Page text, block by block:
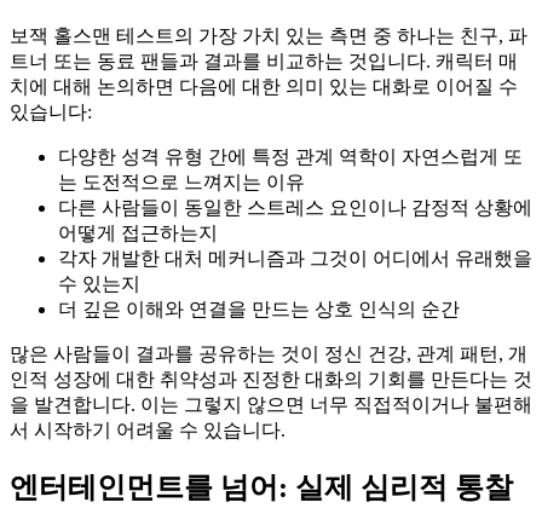
보잭 홀스맨 테스트의 가장 가치 있는 측면 중 하나는 친구, 파
트너 또는 동료 팬들과 결과를 비교하는 것입니다. 캐릭터 매
치에 대해 논의하면 다음에 대한 의미 있는 대화로 이어질 수
있습니다:
다양한 성격 유형 간에 특정 관계 역학이 자연스럽게 또
는 도전적으로 느껴지는 이유
다른 사람들이 동일한 스트레스 요인이나 감정적 상황에
어떻게 접근하는지
각자 개발한 대처 메커니즘과 그것이 어디에서 유래했을
수 있는지
더 깊은 이해와 연결을 만드는 상호 인식의 순간
많은 사람들이 결과를 공유하는 것이 정신 건강, 관계 패턴, 개
인적 성장에 대한 취약성과 진정한 대화의 기회를 만든다는 것
을 발견합니다. 이는 그렇지 않으면 너무 직접적이거나 불편해
서 시작하기 어려울 수 있습니다.
엔터테인먼트를 넘어: 실제 심리적 통찰